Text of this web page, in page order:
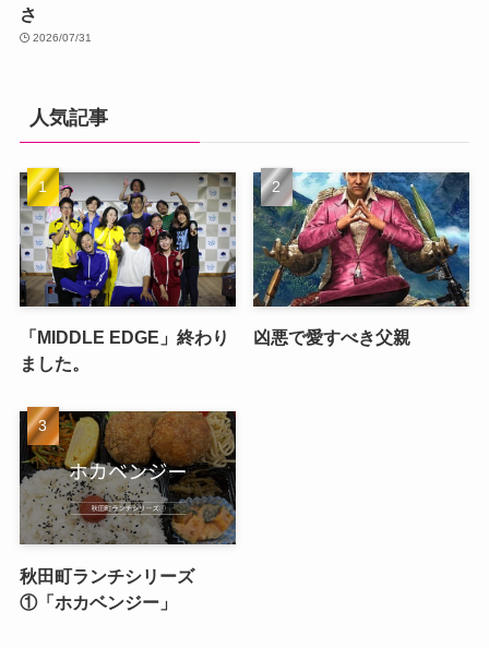
さ
2026/07/31
人気記事
「MIDDLE EDGE」終わり
ました。
凶悪で愛すべき父親
秋田町ランチシリーズ
①「ホカベンジー」